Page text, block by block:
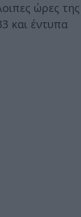
ώρες της
και έντυπα